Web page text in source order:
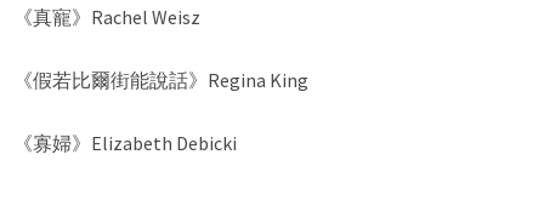
《真寵》Rachel Weisz
《假若比爾街能說話》Regina King
《寡婦》Elizabeth Debicki